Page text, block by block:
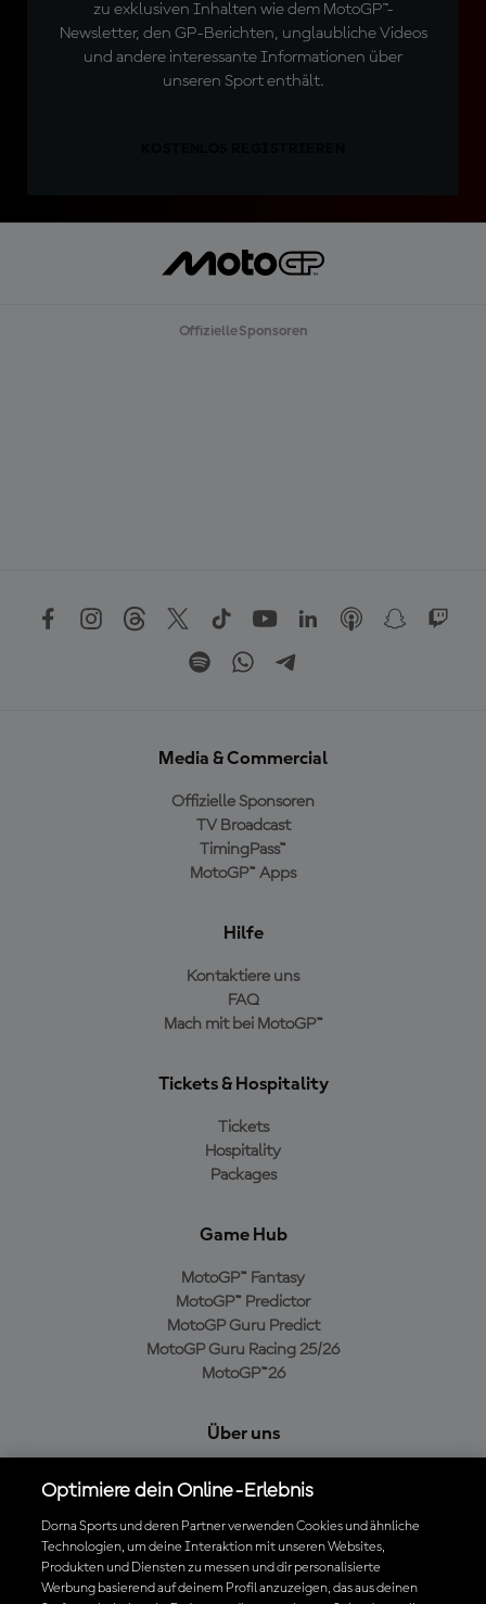
zu exklusiven Inhalten wie dem MotoGP™-
Newsletter, den GP-Berichten, unglaubliche Videos
und andere interessante Informationen über
unseren Sport enthält.
Offizielle Sponsoren
Media & Commercial
Offizielle Sponsoren
TV Broadcast
TimingPass™
MotoGP™ Apps
Hilfe
Kontaktiere uns
FAQ
Mach mit bei MotoGP™
Tickets & Hospitality
Tickets
Hospitality
Packages
Game Hub
MotoGP™ Fantasy
MotoGP™ Predictor
MotoGP Guru Predict
MotoGP Guru Racing 25/26
MotoGP™26
Über uns
Cookie-Richtlinien
Geschäftsbedingungen
Datenschutzrichtlinien
Kaufrichtlinie
Optimiere dein Online-Erlebnis
Dorna Sports und deren Partner verwenden Cookies und ähnliche
Technologien, um deine Interaktion mit unseren Websites,
Produkten und Diensten zu messen und dir personalisierte
Werbung basierend auf deinem Profil anzuzeigen, das aus deinen